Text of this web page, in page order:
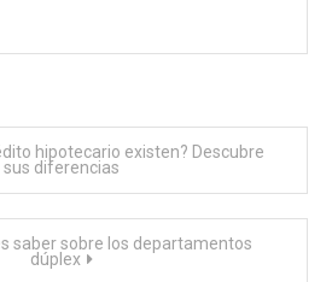
hipotecario existen? Descubre
sus diferencias
saber sobre los departamentos
dúplex